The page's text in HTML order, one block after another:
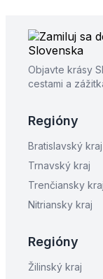
Objavte krásy
cestami a
Regióny
Bratislavský kraj
Trnavský kraj
Trenčiansky kraj
Nitriansky kraj
Regióny
Žilinský kraj